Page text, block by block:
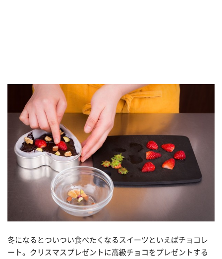
冬になるとついつい食べたくなるスイーツといえばチョコレ
ート。クリスマスプレゼントに高級チョコをプレゼントする